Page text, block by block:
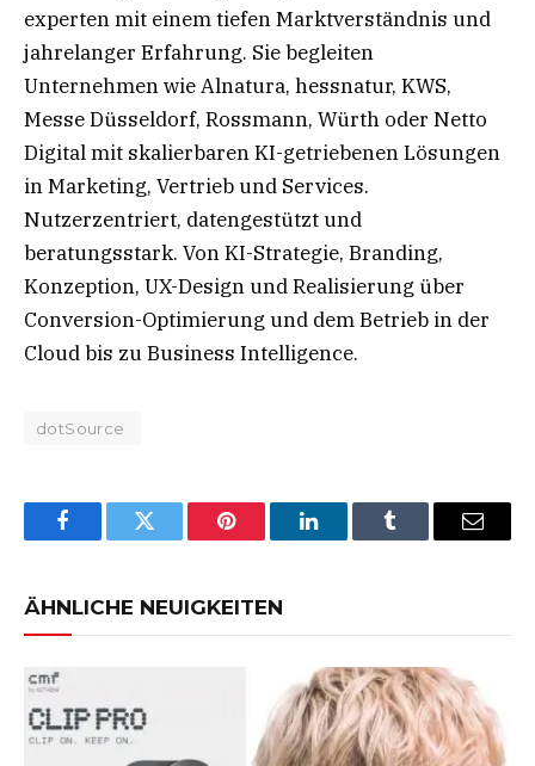
experten mit einem tiefen Marktverständnis und
jahrelanger Erfahrung. Sie begleiten
Unternehmen wie Alnatura, hessnatur, KWS,
Messe Düsseldorf, Rossmann, Würth oder Netto
Digital mit skalierbaren KI-getriebenen Lösungen
in Marketing, Vertrieb und Services.
Nutzerzentriert, datengestützt und
beratungsstark. Von KI-Strategie, Branding,
Konzeption, UX-Design und Realisierung über
Conversion-Optimierung und dem Betrieb in der
Cloud bis zu Business Intelligence.
dotSource
FacebookTwitter Pinterest LinkedInTumblr Email
ÄHNLICHE NEUIGKEITEN